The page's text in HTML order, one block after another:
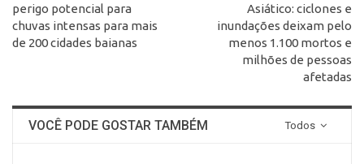
perigo potencial para
chuvas intensas para mais
de 200 cidades baianas
Asiático: ciclones e
inundações deixam pelo
menos 1.100 mortos e
milhões de pessoas
afetadas
Todos
VOCÊ PODE GOSTAR TAMBÉM